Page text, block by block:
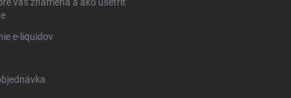
e-liquidov